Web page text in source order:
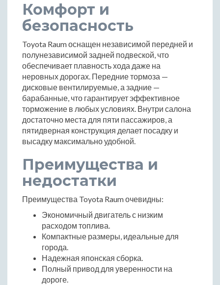
Комфорт и
безопасность
Toyota Raum оснащен независимой передней и
полунезависимой задней подвеской, что
обеспечивает плавность хода даже на
неровных дорогах. Передние тормоза —
дисковые вентилируемые, а задние —
барабанные, что гарантирует эффективное
торможение в любых условиях. Внутри салона
достаточно места для пяти пассажиров, а
пятидверная конструкция делает посадку и
высадку максимально удобной.
Преимущества и
недостатки
Преимущества Toyota Raum очевидны:
Экономичный двигатель с низким
расходом топлива.
Компактные размеры, идеальные для
города.
Надежная японская сборка.
Полный привод для уверенности на
дороге.